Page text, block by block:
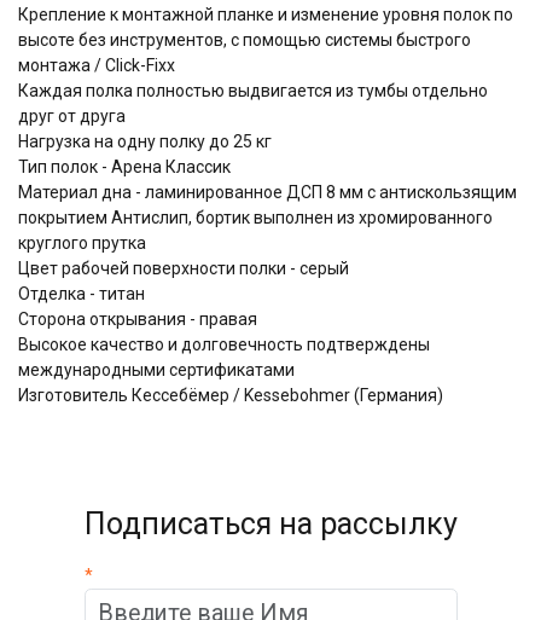
Крепление к монтажной планке и изменение уровня полок по
высоте без инструментов, с помощью системы быстрого
монтажа / Click-Fixx
Каждая полка полностью выдвигается из тумбы отдельно
друг от друга
Нагрузка на одну полку до 25 кг
Тип полок - Арена Классик
Материал дна - ламинированное ДСП 8 мм с антискользящим
покрытием Антислип, бортик выполнен из хромированного
круглого прутка
Цвет рабочей поверхности полки - серый
Отделка - титан
Сторона открывания - правая
Высокое качество и долговечность подтверждены
международными сертификатами
Изготовитель Кессебёмер / Kessebohmer (Германия)
Подписаться на рассылку
*